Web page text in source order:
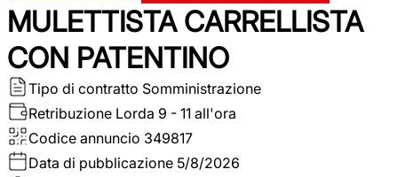
MULETTISTA CARRELLISTA
CON PATENTINO
Tipo di contratto Somministrazione
Retribuzione Lorda 9 - 11 all'ora
Codice annuncio 349817
Data di pubblicazione 5/8/2026